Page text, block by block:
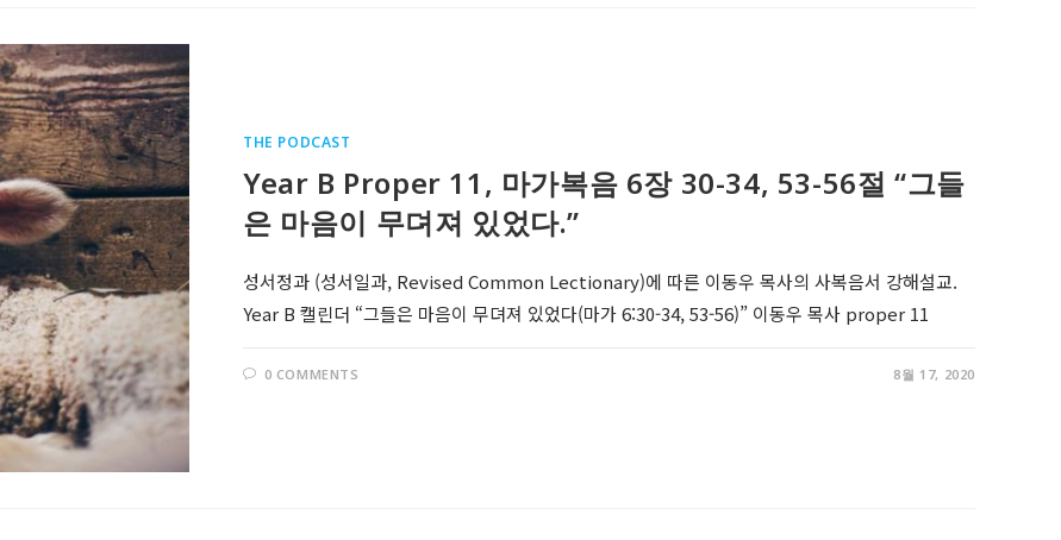
THE PODCAST
Year B Proper 11, 마가복음 6장 30-34, 53-56절 “그들
은 마음이 무뎌져 있었다.”
성서정과 (성서일과, Revised Common Lectionary)에 따른 이동우 목사의 사복음서 강해설교.
Year B 캘린더 “그들은 마음이 무뎌져 있었다(마가 6:30-34, 53-56)” 이동우 목사 proper 11
0 COMMENTS 8월 17, 2020